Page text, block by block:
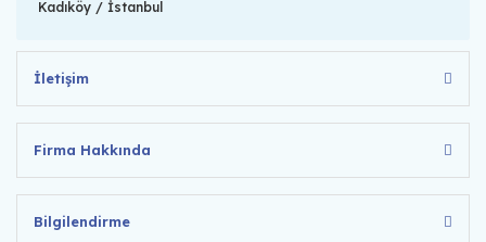
Kadıköy / İstanbul
İletişim
Firma Hakkında
Bilgilendirme